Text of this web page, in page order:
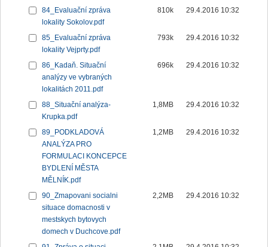
84_Evaluační zpráva
lokality Sokolov.pdf
810k 29.4.2016 10:32
85_Evaluační zpráva
lokality Vejprty.pdf
793k 29.4.2016 10:32
86_Kadaň. Situační
analýzy ve vybraných
lokalitách 2011.pdf
696k 29.4.2016 10:32
88_Situační analýza-
Krupka.pdf
1,8MB 29.4.2016 10:32
89_PODKLADOVÁ
ANALÝZA PRO
FORMULACI KONCEPCE
BYDLENÍ MĚSTA
MĚLNÍK.pdf
1,2MB 29.4.2016 10:32
90_Zmapovani socialni
situace domacnosti v
mestskych bytovych
domech v Duchcove.pdf
2,2MB 29.4.2016 10:32